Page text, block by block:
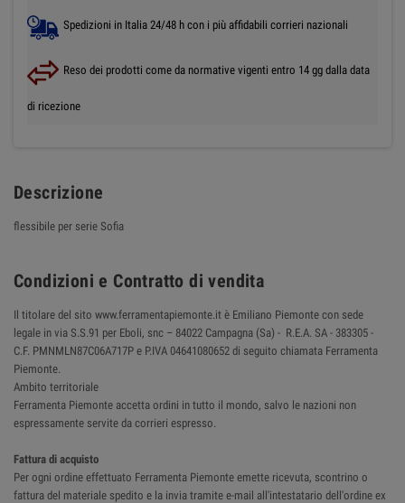
Spedizioni in Italia 24/48 h con i più affidabili corrieri nazionali
Reso dei prodotti come da normative vigenti entro 14 gg dalla data
di ricezione
Descrizione
flessibile per serie Sofia
Condizioni e Contratto di vendita
Il titolare del sito www.ferramentapiemonte.it è Emiliano Piemonte con sede
legale in via S.S.91 per Eboli, snc – 84022 Campagna (Sa) - R.E.A. SA - 383305 -
C.F. PMNMLN87C06A717P e P.IVA 04641080652 di seguito chiamata Ferramenta
Piemonte.
Ambito territoriale
Ferramenta Piemonte accetta ordini in tutto il mondo, salvo le nazioni non
espressamente servite da corrieri espresso.
Fattura di acquisto
Per ogni ordine effettuato Ferramenta Piemonte emette ricevuta, scontrino o
fattura del materiale spedito e la invia tramite e-mail all'intestatario dell'ordine ex